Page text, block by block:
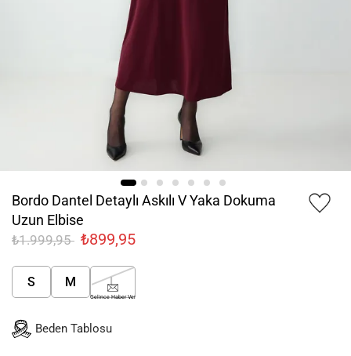
Bordo Dantel Detaylı Askılı V Yaka Dokuma
Uzun Elbise
₺1.999,95 ₺899,95
S M L
Gelince Haber Ver
Beden Tablosu